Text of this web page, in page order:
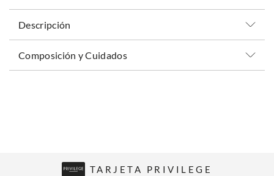
Descripción
Composición y Cuidados
TARJETA PRIVILEGE